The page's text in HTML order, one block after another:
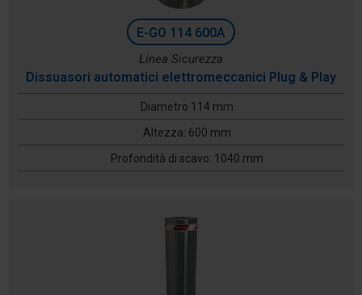
E-GO 114 600A
Linea Sicurezza
Dissuasori automatici elettromeccanici Plug & Play
Diametro 114 mm
Altezza: 600 mm
Profondità di scavo: 1040 mm